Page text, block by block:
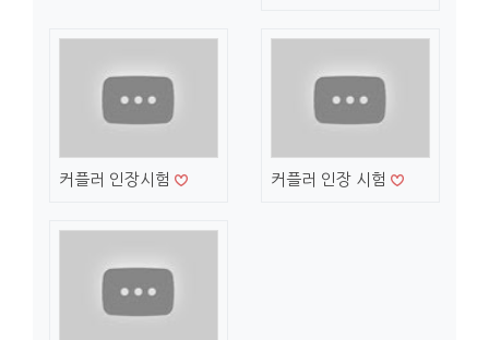
커플러 인장시험 커플러 인장 시험